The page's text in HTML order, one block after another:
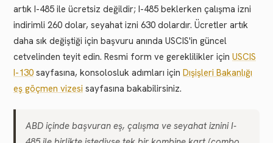
artık I-485 ile ücretsiz değildir; I-485 beklerken çalışma izni
indirimli 260 dolar, seyahat izni 630 dolardır. Ücretler artık
daha sık değiştiği için başvuru anında USCIS'in güncel
cetvelinden teyit edin. Resmi form ve gereklilikler için USCIS
I-130 sayfasına, konsolosluk adımları için Dışişleri Bakanlığı
eş göçmen vizesi sayfasına bakabilirsiniz.
ABD içinde başvuran eş, çalışma ve seyahat iznini I-